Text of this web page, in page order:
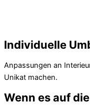
Individuelle
Anpassungen an
Unikat machen.
Wenn es auf